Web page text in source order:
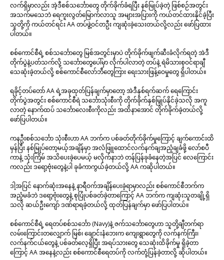
လက်ရှိမှာလည်း အဲ့ဒီစစ်သင်္ဘောတွေ တိုက်ခိုက်ခံရပြီး နစ်မြုပ်ခဲ့တဲ့ ဖြစ်စဉ်အတွင်း
အသက်မသေဘဲ ရေကူးလွတ်မြောက်လာသူ အများအပြားကို ကယ်တင်ထားနိုင်ခဲ့ပြီး
သူတို့ကို ကယ်တင်ရင်း AA တပ်ဖွဲ့ဝင်တဦး ကျဆုံးခဲ့သေးတယ်လို့လည်း ဖော်ပြထား
ပါတယ်။
စစ်ကောင်စီရဲ့ စစ်သင်္ဘောတွေ မြစ်အတွင်းမှာပဲ တိုက်ခိုက်ဖျက်ဆီးခံလိုက်ရတဲ့ အဲဒီ
တိုက်ပွဲနဲ့ပတ်သက်လို့ သင်္ဘောတွေပေါ်မှာ လိုက်ပါလာတဲ့ တပ်နဲ့ ရဲမိသားစုဝင်ရာချီ
သေဆုံးခဲ့တယ်လို့ စစ်ကောင်စီလော်ဘီတွေကြား ရေးသားဖြန့်ဝေမှုတွေ ရှိပါတယ်။
ရခိုင့်တပ်တော် AA ရဲ့အခုထုတ်ပြန်ချက်မှာတော့ အဲဒီနှစ်ရက်ဆက် ရေကြောင်း
တိုက်ပွဲအတွင်း စစ်ကောင်စီရဲ သင်္ဘောသုံးစီးကို တိုက်ခိုက်နှစ်မြှုပ်နိုင်ခဲ့သလို အကူ
လာတဲ့ နောက်ထပ် သင်္ဘောလေးစီးကိုလည်း အထိနာအောင် တိုက်ခိုက်ခဲ့တယ်လို့
ဖော်ပြပါတယ်။
ကနဦးစစ်သင်္ဘော သုံးစီးဟာ AA ဘက်က ပစ်ခတ်တိုက်ခိုက်မှုကြောင့် ချက်ကောင်းထိ
မှန်ပြီး နစ်မြုပ်တော့မယ့်အချိန်မှာ အလံဖြူထောင်လက်နက်ချအညံ့ချခံဖို့ လော်စပီ
ကာနဲ့ သုံးကြိမ် အသိပေးခဲ့ပေမယ့် မလိုက်နာဘဲ တန်ပြန်ခုခံနေတဲ့အပြင် လေကြောင်း
ကလည်း ဒရော့ဗုံးတွေနဲ့ပါ ခုခံကာကွယ်ခဲ့တယ်လို့ AA ကဆိုပါတယ်။
ဒါ့အပြင် နောက်ဆုံးအနေနဲ့ နာရီဝက်အချိန်ပေးခဲ့ရာမှာလည်း စစ်ကောင်စီဘက်က
အညံ့မခံဘဲ ဒရော့ဗုံးတွေနဲ့ စုပြုံပစ်ခတ်ခဲ့တာကြောင့် AA ဘက်က ကျဆုံးသူတချို့ရှိ
သလို ဆယ်ဦးကျော် ဒဏ်ရာရခဲ့တယ်လို့ ထုတ်ပြန်ချက်မှာ ဖော်ပြပါတယ်။
စစ်ကောင်စီရဲ့ ရေတပ်စစ်သင်္ဘော (Navy)နဲ့ ဇက်သင်္ဘောတွေဟာ သူတို့ချီတက်ရာ
လမ်းကြောင်းတလျှောက် မြစ်၊ ချောင်းနံဘေးက ကျေးရွာတွေကို လက်နက်ကြီး၊
လက်နက်ငယ်တွေနဲ့ ပစ်ခတ်လေ့ရှိပြီး အရပ်သားတွေ သေဆုံးထိခိုက်မှု ရှိခဲ့တာ
ကြောင့် AA အနေနဲ့လည်း စစ်ကောင်စီရေတပ်ကို လက်တုံ့ပြန်ခဲ့တာလို့ ဆိုပါတယ်။